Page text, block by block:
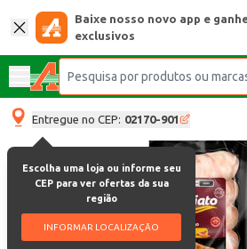
Baixe nosso novo app e
exclusivos
Entregue no CEP: 02170-901
Escolha uma loja ou informe seu
CEP para ver ofertas da sua
região
INFORMAR LOCALIZAÇÃO